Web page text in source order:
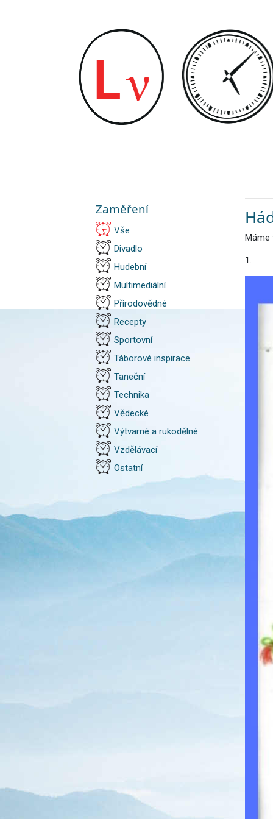
Zaměření
Vše
Divadlo
Hudební
Multimediální
Přírodovědné
Recepty
Sportovní
Táborové inspirace
Taneční
Technika
Vědecké
Výtvarné a rukodělné
Vzdělávací
Ostatní
Máme
1.